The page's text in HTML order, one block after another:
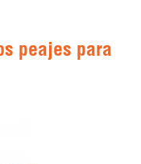
peajes para